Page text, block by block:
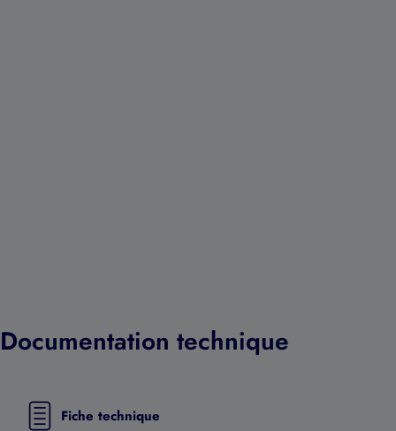
Documentation technique
Fiche technique